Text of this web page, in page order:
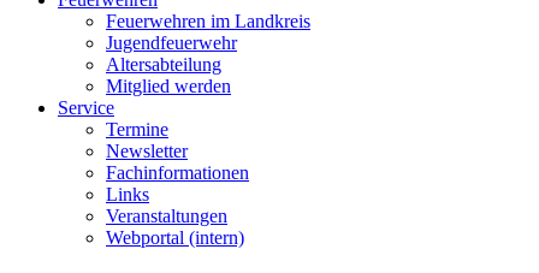
Feuerwehren im Landkreis
Jugendfeuerwehr
Altersabteilung
Mitglied werden
Service
Termine
Newsletter
Fachinformationen
Links
Veranstaltungen
Webportal (intern)